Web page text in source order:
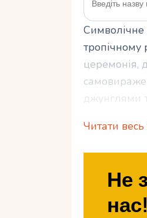
Символічне
тропічному
церемонія,
джунглями
символічне
вибрати,
Що
Читати
Не
нас!